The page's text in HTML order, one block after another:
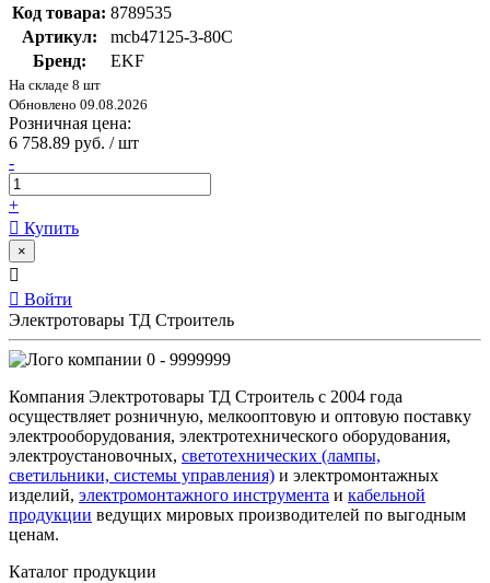
Код товара: 8789535
Артикул:
mcb47125-3-80C
Бренд:
EKF
На складе 8 шт
Обновлено 09.08.2026
Розничная цена:
6 758.89 руб. / шт
-
+
Купить
×
Войти
Электротовары ТД Строитель
0 - 9999999
Компания Электротовары ТД Строитель с 2004 года
осуществляет розничную, мелкооптовую и оптовую поставку
электрооборудования, электротехнического оборудования,
электроустановочных, светотехнических (лампы,
светильники, системы управления) и электромонтажных
изделий, электромонтажного инструмента и кабельной
продукции ведущих мировых производителей по выгодным
ценам.
Каталог продукции